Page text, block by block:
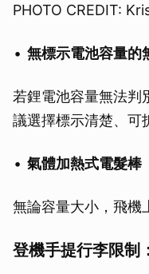
PHOTO CREDIT:
無標示電池容量的
若鋰電池容量無法判
議選擇標示清楚、可
氣體加熱式電髮棒
無論容量大小，飛機
登機手提行李限制
取消